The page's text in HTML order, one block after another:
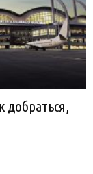
добраться,